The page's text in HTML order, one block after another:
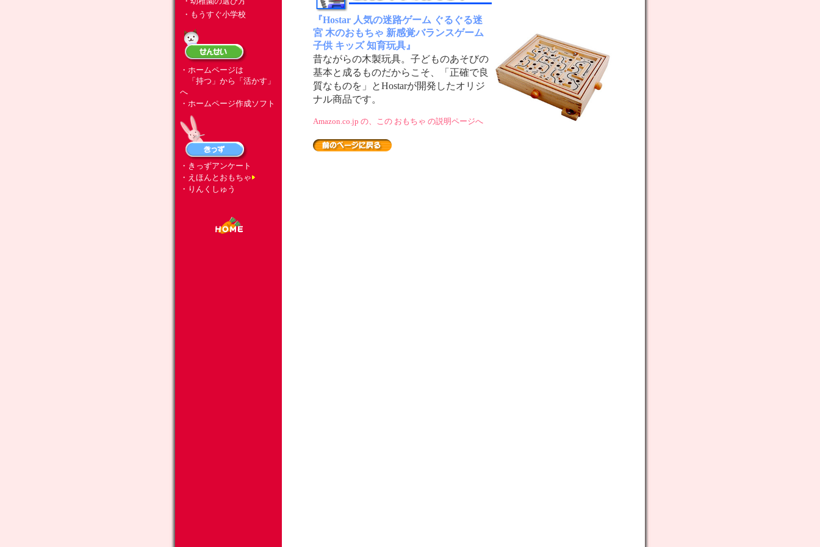
・もうすぐ小学校
・ホームページは
「持つ」から「活かす」
へ
・ホームページ作成ソフト
・きっずアンケート
・えほんとおもちゃ
・りんくしゅう
『Hostar 人気の迷路ゲーム ぐるぐる迷
宮 木のおもちゃ 新感覚バランスゲーム
子供 キッズ 知育玩具』
昔ながらの木製玩具。子どものあそびの
基本と成るものだからこそ、「正確で良
質なものを」とHostarが開発したオリジ
ナル商品です。
Amazon.co.jp の、この おもちゃ の説明ページへ